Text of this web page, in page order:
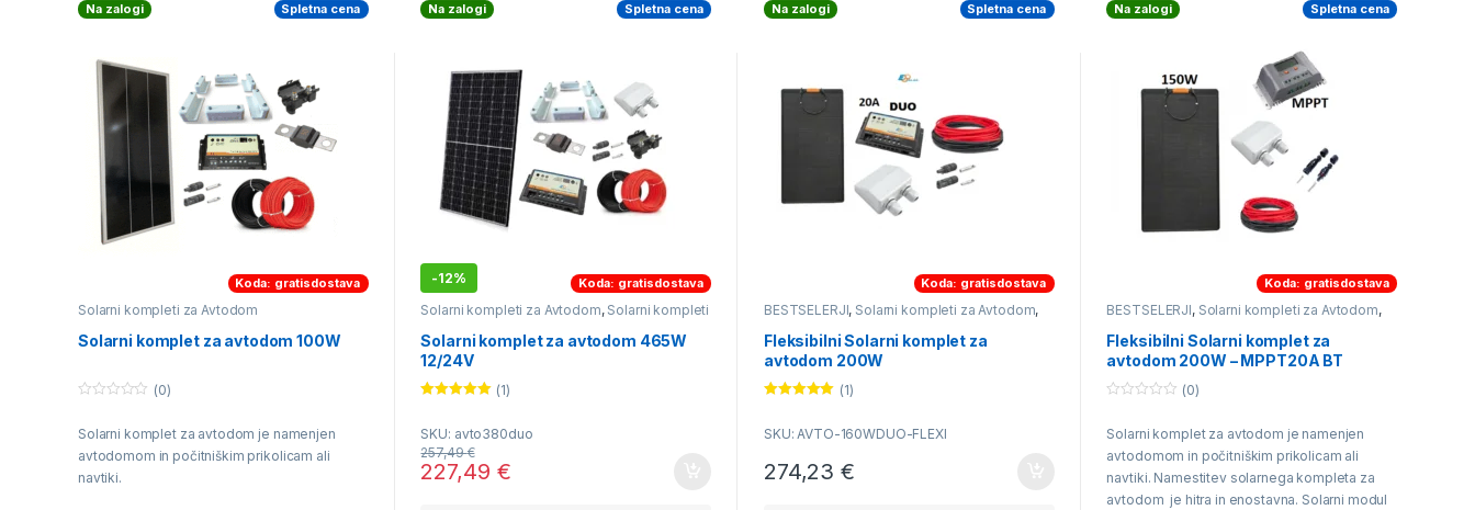
Na zalogi Spletna cena
Koda: gratisdostava
Solarni kompleti za Avtodom
Solarni komplet za avtodom 100W
u
o
f
5
(0)
Solarni komplet za avtodom je namenjen
avtodomom in počitniškim prikolicam ali
navtiki.
Na zalogi
-12%
Spletna cena
Koda: gratisdostava
Solarni kompleti za Avtodom, Solarni kompleti
Solarni komplet za avtodom 465W
12/24V
(1)
SKU: avto380duo
227,49 €
257,49€
Na zalogi Spletna cena
Koda: gratisdostava
BESTSELERJI, Solarni kompleti za Avtodom,
Solarni kompleti za Navtiko
Fleksibilni Solarni komplet za
avtodom 200W
(1)
SKU: AVTO-160WDUO-FLEXI
274,23€
Na zalogi Spletna cena
Koda: gratisdostava
BESTSELERJI, Solarni kompleti za Avtodom,
Solarni kompleti za Navtiko
Fleksibilni Solarni komplet za
avtodom 200W – MPPT20A BT
u
o
f
5
(0)
Solarni komplet za avtodom je namenjen
avtodomom in počitniškim prikolicam ali
navtiki. Namestitev solarnega kompleta za
avtodom je hitra in enostavna. Solarni modul